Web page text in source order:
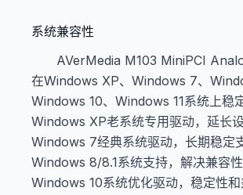
系统兼容性
AVerMedia M103 MiniPCI
在Windows XP、Windows 7、
Windows 10、Windows 11系统上稳定
Windows XP老系统专用驱动，延长设
Windows 7经典系统驱动，长期稳定
Windows 8/8.1系统支持，解决兼容性
Windows 10系统优化驱动，稳定性和